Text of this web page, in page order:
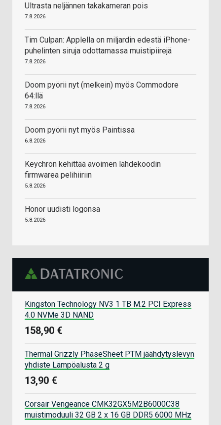
Ultrasta neljännen takakameran pois
7.8.2026
Tim Culpan: Applella on miljardin edestä iPhone-
puhelinten siruja odottamassa muistipiirejä
7.8.2026
Doom pyörii nyt (melkein) myös Commodore
64:llä
7.8.2026
Doom pyörii nyt myös Paintissa
6.8.2026
Keychron kehittää avoimen lähdekoodin
firmwarea pelihiiriin
5.8.2026
Honor uudisti logonsa
5.8.2026
Kingston Technology NV3 1 TB M.2 PCI Express
4.0 NVMe 3D NAND
158,90 €
Thermal Grizzly PhaseSheet PTM jäähdytyslevyn
yhdiste Lämpöalusta 2 g
13,90 €
Corsair Vengeance CMK32GX5M2B6000C38
muistimoduuli 32 GB 2 x 16 GB DDR5 6000 MHz